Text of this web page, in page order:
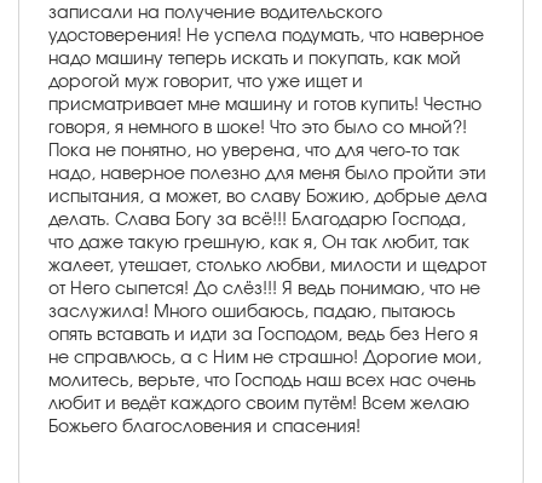
записали на получение водительского
удостоверения! Не успела подумать, что наверное
надо машину теперь искать и покупать, как мой
дорогой муж говорит, что уже ищет и
присматривает мне машину и готов купить! Честно
говоря, я немного в шоке! Что это было со мной?!
Пока не понятно, но уверена, что для чего-то так
надо, наверное полезно для меня было пройти эти
испытания, а может, во славу Божию, добрые дела
делать. Слава Богу за всё!!! Благодарю Господа,
что даже такую грешную, как я, Он так любит, так
жалеет, утешает, столько любви, милости и щедрот
от Него сыпется! До слёз!!! Я ведь понимаю, что не
заслужила! Много ошибаюсь, падаю, пытаюсь
опять вставать и идти за Господом, ведь без Него я
не справлюсь, а с Ним не страшно! Дорогие мои,
молитесь, верьте, что Господь наш всех нас очень
любит и ведёт каждого своим путём! Всем желаю
Божьего благословения и спасения!